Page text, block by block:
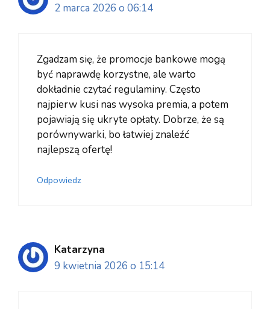
2 marca 2026 o 06:14
Zgadzam się, że promocje bankowe mogą
być naprawdę korzystne, ale warto
dokładnie czytać regulaminy. Często
najpierw kusi nas wysoka premia, a potem
pojawiają się ukryte opłaty. Dobrze, że są
porównywarki, bo łatwiej znaleźć
najlepszą ofertę!
Odpowiedz
Katarzyna
9 kwietnia 2026 o 15:14